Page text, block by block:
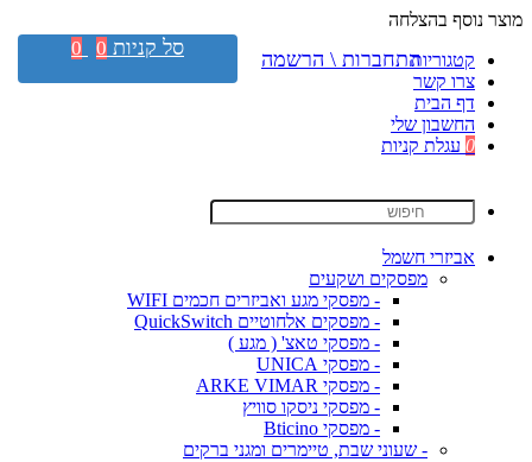
מוצר נוסף בהצלחה
קטגוריות
צרו קשר
דף הבית
החשבון שלי
0 עגלת קניות
אביזרי חשמל
מפסקים ושקעים
- מפסקי מגע ואביזרים חכמים WIFI
- מפסקים אלחוטיים QuickSwitch
- מפסקי טאצ' ( מגע )
- מפסקי UNICA
- מפסקי ARKE VIMAR
- מפסקי ניסקו סוויץ
- מפסקי Bticino
- שעוני שבת, טיימרים ומגני ברקים
התחברות \ הרשמה סל קניות 0
0